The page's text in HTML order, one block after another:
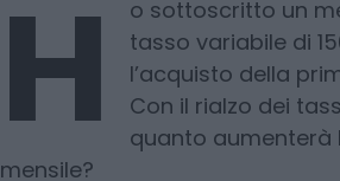
H
o sottoscritto un
tasso variabile di
l’acquisto della